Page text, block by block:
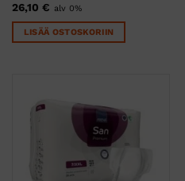
26,10 € alv 0%
LISÄÄ OSTOSKORIIN